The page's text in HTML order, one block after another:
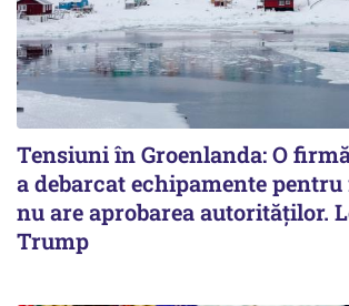
Tensiuni în Groenlanda: O
a debarcat echipamente pentru
nu are aprobarea autorităților.
Trump